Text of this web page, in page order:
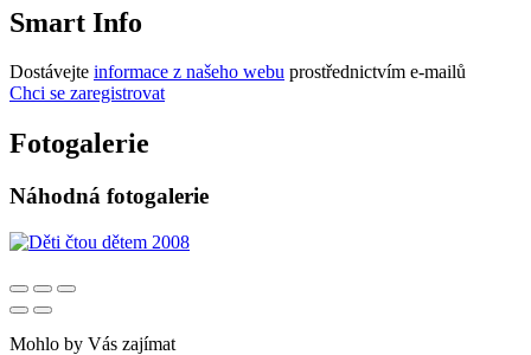
Smart Info
Dostávejte informace z našeho webu prostřednictvím e-mailů
Chci se zaregistrovat
Fotogalerie
Náhodná fotogalerie
Mohlo by Vás zajímat